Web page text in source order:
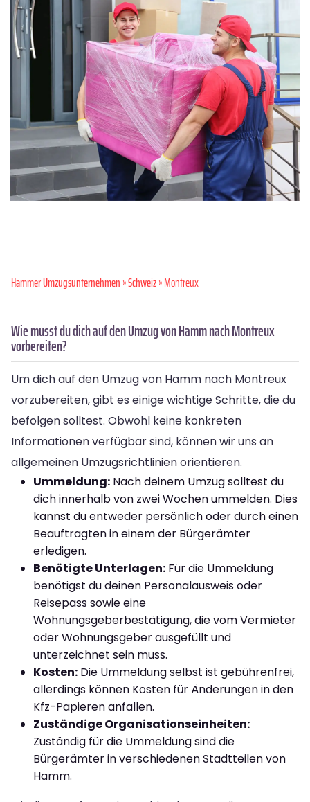
Hammer Umzugsunternehmen»Schweiz» Montreux
Wie musst du dich auf den Umzug von Hamm nach Montreux
vorbereiten?
Um dich auf den Umzug von Hamm nach Montreux
vorzubereiten, gibt es einige wichtige Schritte, die du
befolgen solltest. Obwohl keine konkreten
Informationen verfügbar sind, können wir uns an
allgemeinen Umzugsrichtlinien orientieren.
Ummeldung: Nach deinem Umzug solltest du
dich innerhalb von zwei Wochen ummelden. Dies
kannst du entweder persönlich oder durch einen
Beauftragten in einem der Bürgerämter
erledigen.
Benötigte Unterlagen: Für die Ummeldung
benötigst du deinen Personalausweis oder
Reisepass sowie eine
Wohnungsgeberbestätigung, die vom Vermieter
oder Wohnungsgeber ausgefüllt und
unterzeichnet sein muss.
Kosten: Die Ummeldung selbst ist gebührenfrei,
allerdings können Kosten für Änderungen in den
Kfz-Papieren anfallen.
Zuständige Organisationseinheiten:
Zuständig für die Ummeldung sind die
Bürgerämter in verschiedenen Stadtteilen von
Hamm.